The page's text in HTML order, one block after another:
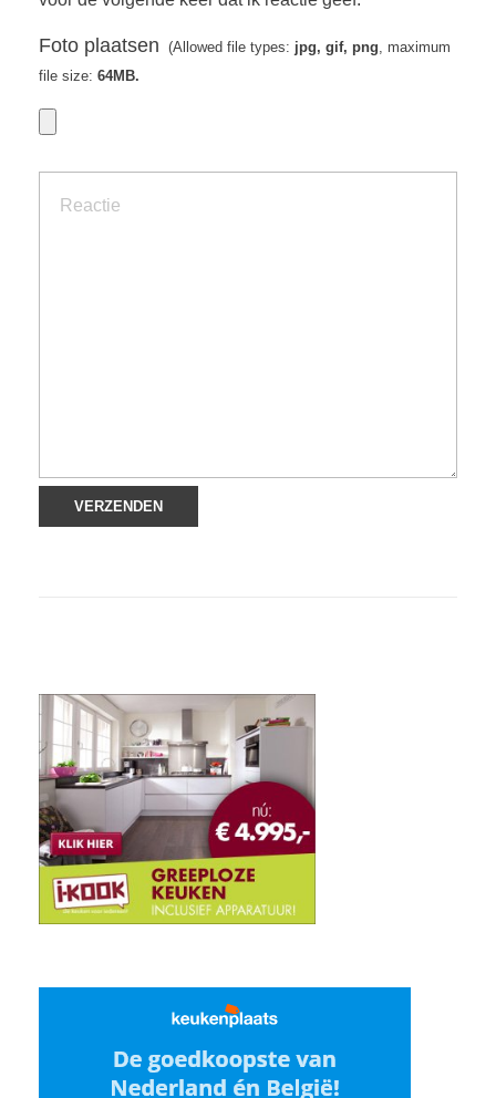
Foto plaatsen (Allowed file types: jpg, gif, png, maximum
file size: 64MB.